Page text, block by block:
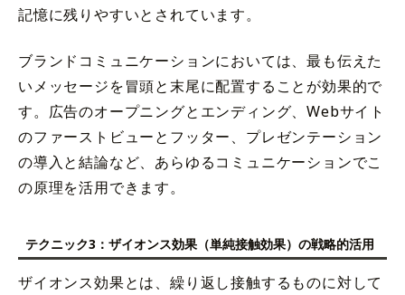
記憶に残りやすいとされています。
ブランドコミュニケーションにおいては、最も伝えた
いメッセージを冒頭と末尾に配置することが効果的で
す。広告のオープニングとエンディング、Webサイト
のファーストビューとフッター、プレゼンテーション
の導入と結論など、あらゆるコミュニケーションでこ
の原理を活用できます。
テクニック3：ザイオンス効果（単純接触効果）の戦略的活用
ザイオンス効果とは、繰り返し接触するものに対して